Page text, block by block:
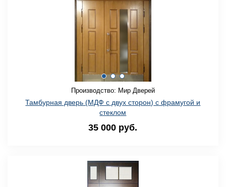
Производство: Мир Дверей
Тамбурная дверь (МДФ с двух сторон) с фрамугой и
стеклом
35 000 руб.